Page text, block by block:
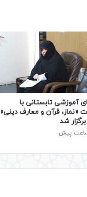
آموزشی تابستانی با
«نماز، قرآن و معارف دینی»
شد